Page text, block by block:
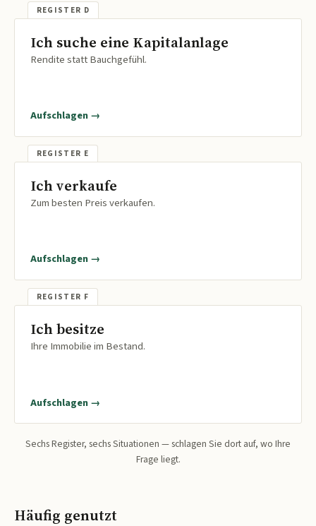
Ich suche eine Kapitalanlage
Rendite statt Bauchgefühl.
Aufschlagen →
Ich verkaufe
Zum besten Preis verkaufen.
Aufschlagen →
Ich besitze
Ihre Immobilie im Bestand.
Aufschlagen →
Sechs Register, sechs Situationen — schlagen Sie dort auf, wo Ihre
Frage liegt.
Häufig genutzt